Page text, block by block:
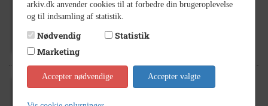
1925- 1935
Aarby Kirke, Billeder af pastor Aagaard, Koret og
Aarby Kirke udvendig set fra kirkegården
arkiv.dk anvender cookies til at forbedre din brugeroplevelse
og til indsamling af statistik.
Nødvendig
Statistik
Marketing
Accepter nødvendige Accepter valgte